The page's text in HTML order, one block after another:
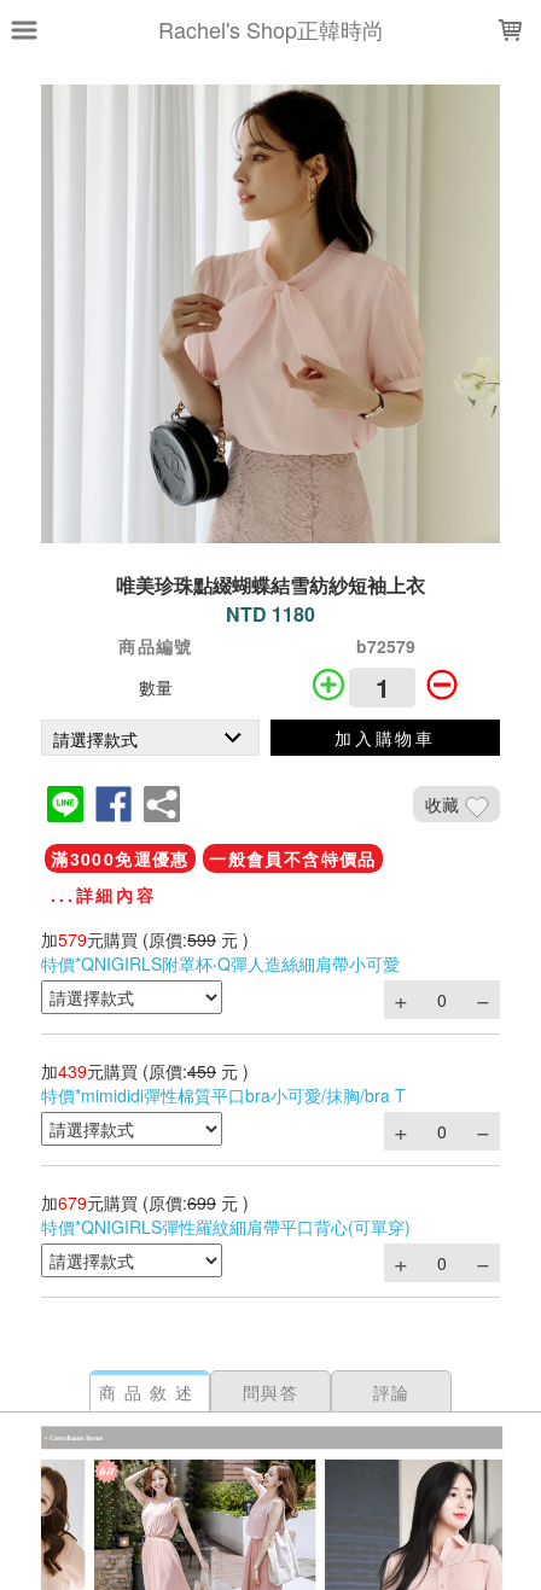
Rachel's Shop正韓時尚
唯美珍珠點綴蝴蝶結雪紡紗短袖上衣
NTD 1180
商品編號
b72579
數量
加入購物車
收藏
滿3000免運優惠
一般會員不含特價品
...詳細內容
加579元購買 (原價:599 元 )
特價*QNIGIRLS附罩杯‧Q彈人造絲細肩帶小可愛
加439元購買 (原價:459 元 )
特價*mimididi彈性棉質平口bra小可愛/抹胸/bra T
加679元購買 (原價:699 元 )
特價*QNIGIRLS彈性羅紋細肩帶平口背心(可單穿)
商品敘述 問與答 評論